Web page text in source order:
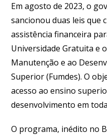
Em agosto de 2023, o
sancionou duas leis que
assistência financeira
Universidade Gratuita e
Manutenção e ao
Superior (Fumdes). O
acesso ao ensino
desenvolvimento em
O programa, inédito no